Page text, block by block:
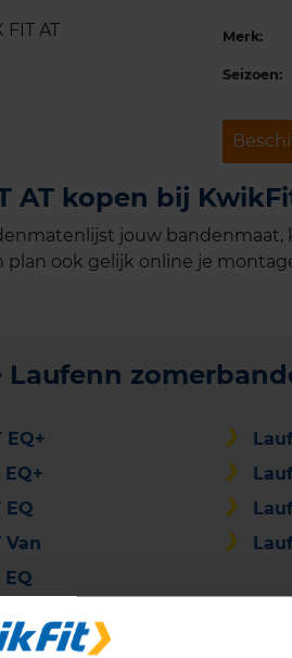
Merk:
Seizoen:
AT kopen bij
jouw bandenmaat,
ook gelijk online je
Laufenn
EQ+
EQ+
EQ
Van
EQ